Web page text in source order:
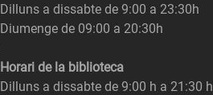
Dilluns a dissabte de 9:00 a 23:30h
Diumenge de 09:00 a 20:30h
Horari de la biblioteca
Dilluns a dissabte de 9:00 h a 21:30 h